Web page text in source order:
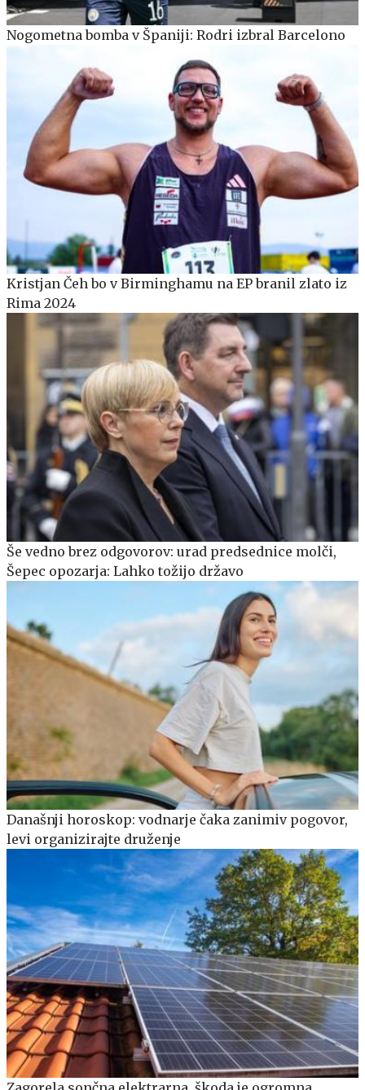
Nogometna bomba v Španiji: Rodri izbral Barcelono
Kristjan Čeh bo v Birminghamu na EP branil zlato iz
Rima 2024
Še vedno brez odgovorov: urad predsednice molči,
Šepec opozarja: Lahko tožijo državo
Današnji horoskop: vodnarje čaka zanimiv pogovor,
levi organizirajte druženje